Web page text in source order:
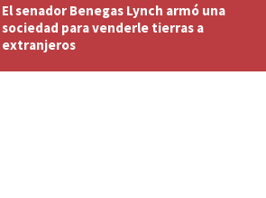
El senador Benegas Lynch armó una
sociedad para venderle tierras a
extranjeros